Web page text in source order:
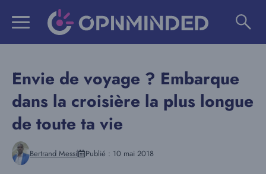
Envie de voyage ? Embarque
dans la croisière la plus longue
de toute ta vie
Bertrand Messi Publié : 10 mai 2018